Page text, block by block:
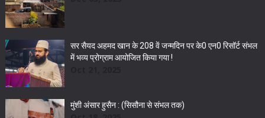
सर सैयद अहमद खान के 208 वें जन्मदिन पर के0 एन0 रिसॉर्ट संभल
में भव्य प्रोग्राम आयोजित किया गया !
मुंशी अंसार हुसैन : (सिसौना से संभल तक)